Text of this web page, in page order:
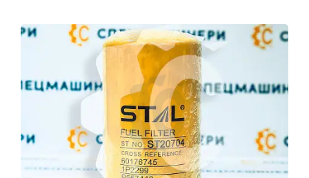
Информация
3D тур по производству
sksale@skdst.ru